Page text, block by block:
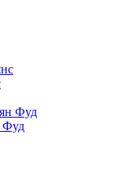
Фуд
Фуд